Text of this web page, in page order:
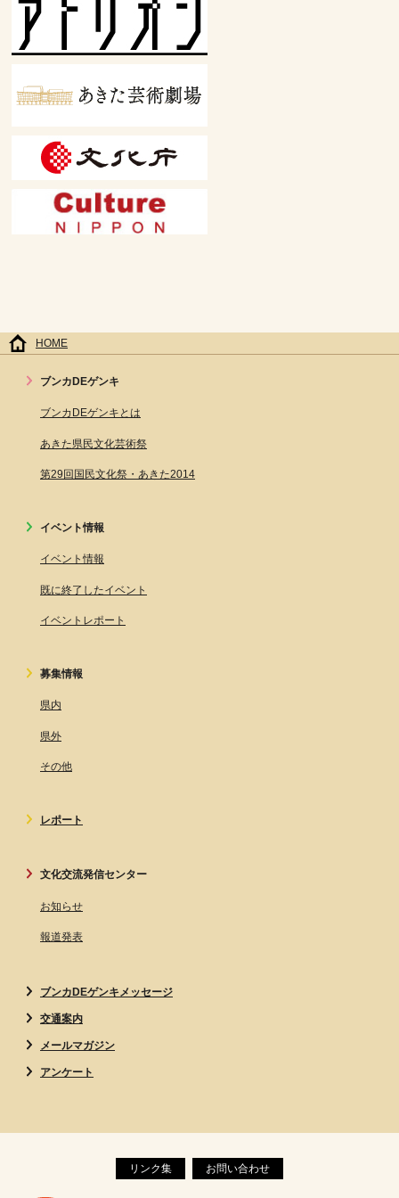
HOME
ブンカDEゲンキ
ブンカDEゲンキとは
あきた県民文化芸術祭
第29回国民文化祭・あきた2014
イベント情報
イベント情報
既に終了したイベント
イベントレポート
募集情報
県内
県外
その他
レポート
文化交流発信センター
お知らせ
報道発表
ブンカDEゲンキメッセージ
交通案内
メールマガジン
アンケート
リンク集 お問い合わせ